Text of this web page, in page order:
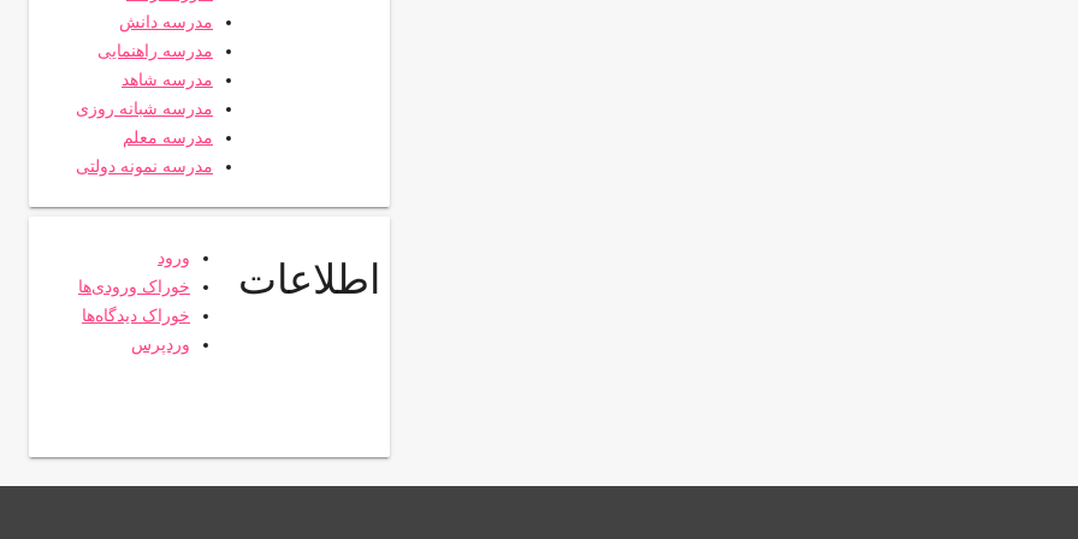
مدرسه دانش
مدرسه راهنمایی
مدرسه شاهد
مدرسه شبانه روزی
مدرسه معلم
مدرسه نمونه دولتی
اطلاعات
ورود
خوراک ورودی‌ها
خوراک دیدگاه‌ها
وردپرس